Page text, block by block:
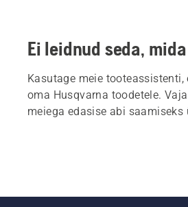
Ei leidnud seda,
Kasutage meie tooteassistenti,
oma Husqvarna toodetele.
meiega edasise abi saamiseks